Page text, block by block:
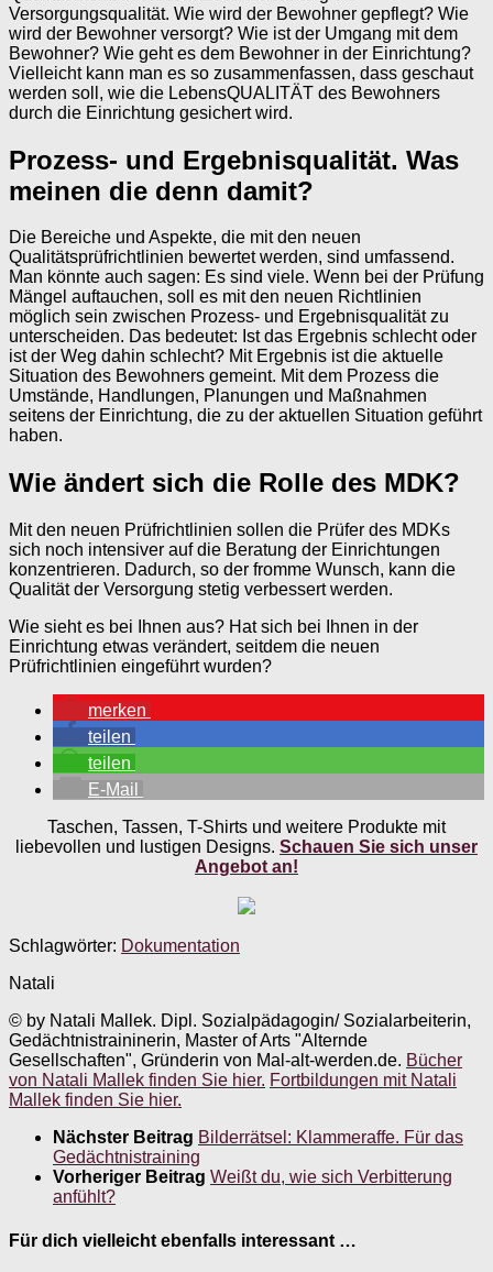
Versorgungsqualität. Wie wird der Bewohner gepflegt? Wie
wird der Bewohner versorgt? Wie ist der Umgang mit dem
Bewohner? Wie geht es dem Bewohner in der Einrichtung?
Vielleicht kann man es so zusammenfassen, dass geschaut
werden soll, wie die LebensQUALITÄT des Bewohners
durch die Einrichtung gesichert wird.
Prozess- und Ergebnisqualität. Was
meinen die denn damit?
Die Bereiche und Aspekte, die mit den neuen
Qualitätsprüfrichtlinien bewertet werden, sind umfassend.
Man könnte auch sagen: Es sind viele. Wenn bei der Prüfung
Mängel auftauchen, soll es mit den neuen Richtlinien
möglich sein zwischen Prozess- und Ergebnisqualität zu
unterscheiden. Das bedeutet: Ist das Ergebnis schlecht oder
ist der Weg dahin schlecht? Mit Ergebnis ist die aktuelle
Situation des Bewohners gemeint. Mit dem Prozess die
Umstände, Handlungen, Planungen und Maßnahmen
seitens der Einrichtung, die zu der aktuellen Situation geführt
haben.
Wie ändert sich die Rolle des MDK?
Mit den neuen Prüfrichtlinien sollen die Prüfer des MDKs
sich noch intensiver auf die Beratung der Einrichtungen
konzentrieren. Dadurch, so der fromme Wunsch, kann die
Qualität der Versorgung stetig verbessert werden.
Wie sieht es bei Ihnen aus? Hat sich bei Ihnen in der
Einrichtung etwas verändert, seitdem die neuen
Prüfrichtlinien eingeführt wurden?
merken
teilen
teilen
E-Mail
Taschen, Tassen, T-Shirts und weitere Produkte mit
liebevollen und lustigen Designs. Schauen Sie sich unser
Angebot an!
Schlagwörter: Dokumentation
Natali
© by Natali Mallek. Dipl. Sozialpädagogin/ Sozialarbeiterin,
Gedächtnistraininerin, Master of Arts "Alternde
Gesellschaften", Gründerin von Mal-alt-werden.de. Bücher
von Natali Mallek finden Sie hier. Fortbildungen mit Natali
Mallek finden Sie hier.
Nächster Beitrag Bilderrätsel: Klammeraffe. Für das
Gedächtnistraining
Vorheriger Beitrag Weißt du, wie sich Verbitterung
anfühlt?
Für dich vielleicht ebenfalls interessant …